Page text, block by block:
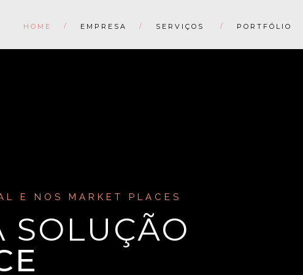
HOME EMPRESA SERVIÇOS PORTFÓLIO
SOLUÇÃO
E NOS MARKET PLACES